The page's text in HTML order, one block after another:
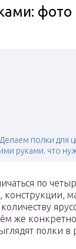
фото
Делаем полки для
руками. что
по
конструкции,
же
полки в